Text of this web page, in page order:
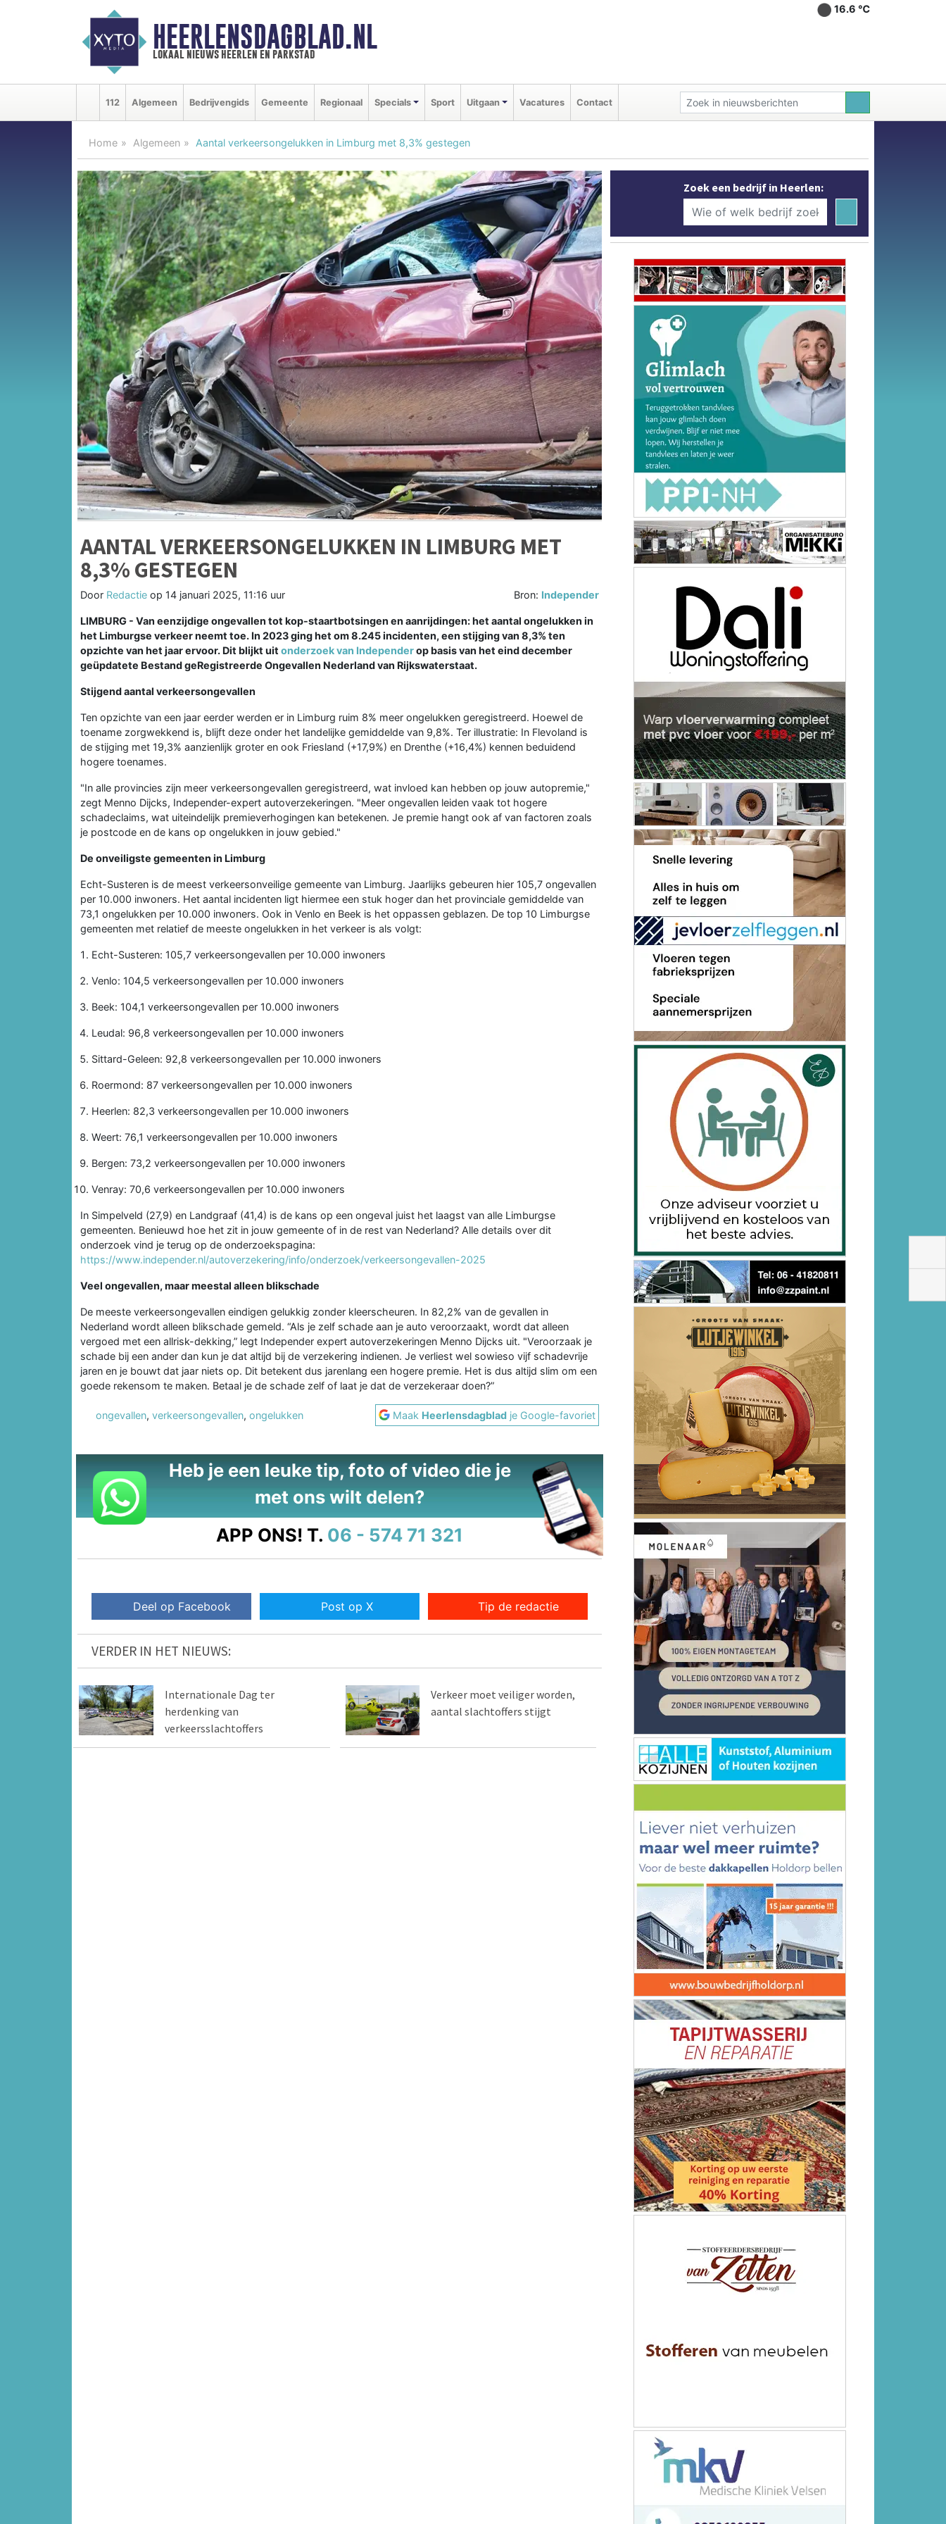
HEERLENSDAGBLAD.NL
lokaal nieuws heerlen en parkstad
16.6 ℃
112 Algemeen Bedrijvengids Gemeente Regionaal Specials Sport Uitgaan Vacatures Contact
Home Algemeen Aantal verkeersongelukken in Limburg met 8,3% gestegen
AANTAL VERKEERSONGELUKKEN IN LIMBURG MET
8,3% GESTEGEN
Door Redactie op 14 januari 2025, 11:16 uur Bron: Independer
LIMBURG - Van eenzijdige ongevallen tot kop-staartbotsingen en aanrijdingen: het aantal ongelukken in
het Limburgse verkeer neemt toe. In 2023 ging het om 8.245 incidenten, een stijging van 8,3% ten
opzichte van het jaar ervoor. Dit blijkt uit onderzoek van Independerop basis van het eind december
geüpdatete Bestand geRegistreerde Ongevallen Nederland van Rijkswaterstaat.
Stijgend aantal verkeersongevallen
Ten opzichte van een jaar eerder werden er in Limburg ruim 8% meer ongelukken geregistreerd. Hoewel de
toename zorgwekkend is, blijft deze onder het landelijke gemiddelde van 9,8%. Ter illustratie: In Flevoland is
de stijging met 19,3% aanzienlijk groter en ook Friesland (+17,9%) en Drenthe (+16,4%) kennen beduidend
hogere toenames.
"In alle provincies zijn meer verkeersongevallen geregistreerd, wat invloed kan hebben op jouw autopremie,"
zegt Menno Dijcks, Independer-expert autoverzekeringen. "Meer ongevallen leiden vaak tot hogere
schadeclaims, wat uiteindelijk premieverhogingen kan betekenen. Je premie hangt ook af van factoren zoals
je postcode en de kans op ongelukken in jouw gebied."
De onveiligste gemeenten in Limburg
Echt-Susteren is de meest verkeersonveilige gemeente van Limburg. Jaarlijks gebeuren hier 105,7 ongevallen
per 10.000 inwoners. Het aantal incidenten ligt hiermee een stuk hoger dan het provinciale gemiddelde van
73,1 ongelukken per 10.000 inwoners. Ook in Venlo en Beek is het oppassen geblazen. De top 10 Limburgse
gemeenten met relatief de meeste ongelukken in het verkeer is als volgt:
Echt-Susteren: 105,7 verkeersongevallen per 10.000 inwoners
Venlo: 104,5 verkeersongevallen per 10.000 inwoners
Beek: 104,1 verkeersongevallen per 10.000 inwoners
Leudal: 96,8 verkeersongevallen per 10.000 inwoners
Sittard-Geleen: 92,8 verkeersongevallen per 10.000 inwoners
Roermond: 87 verkeersongevallen per 10.000 inwoners
Heerlen: 82,3 verkeersongevallen per 10.000 inwoners
Weert: 76,1 verkeersongevallen per 10.000 inwoners
Bergen: 73,2 verkeersongevallen per 10.000 inwoners
Venray: 70,6 verkeersongevallen per 10.000 inwoners
In Simpelveld (27,9) en Landgraaf (41,4) is de kans op een ongeval juist het laagst van alle Limburgse
gemeenten. Benieuwd hoe het zit in jouw gemeente of in de rest van Nederland? Alle details over dit
onderzoek vind je terug op de onderzoekspagina:
https://www.independer.nl/autoverzekering/info/onderzoek/verkeersongevallen-2025
Veel ongevallen, maar meestal alleen blikschade
De meeste verkeersongevallen eindigen gelukkig zonder kleerscheuren. In 82,2% van de gevallen in
Nederland wordt alleen blikschade gemeld. “Als je zelf schade aan je auto veroorzaakt, wordt dat alleen
vergoed met een allrisk-dekking,” legt Independer expert autoverzekeringen Menno Dijcks uit. "Veroorzaak je
schade bij een ander dan kun je dat altijd bij de verzekering indienen. Je verliest wel sowieso vijf schadevrije
jaren en je bouwt dat jaar niets op. Dit betekent dus jarenlang een hogere premie. Het is dus altijd slim om een
goede rekensom te maken. Betaal je de schade zelf of laat je dat de verzekeraar doen?”
ongevallen, verkeersongevallen, ongelukken Maak Heerlensdagblad je Google-favoriet
Heb je een leuke tip, foto of video die je
met ons wilt delen?
APP ONS! T. 06 - 574 71 321
Deel op Facebook Post op X Tip de redactie
VERDER IN HET NIEUWS:
Internationale Dag ter
herdenking van
verkeersslachtoffers
Verkeer moet veiliger worden,
aantal slachtoffers stijgt
Zoek een bedrijf in Heerlen: